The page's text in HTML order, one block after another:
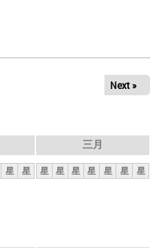
Next »
星 星
三月
星 星 星 星 星 星 星